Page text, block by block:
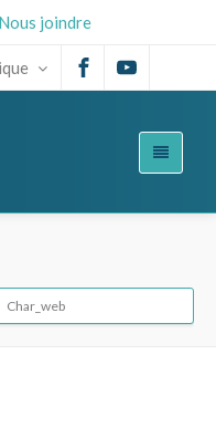
Nous joindre
Char_web